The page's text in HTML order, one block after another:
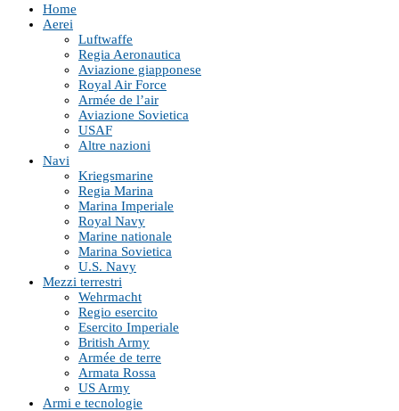
Home
Aerei
Luftwaffe
Regia Aeronautica
Aviazione giapponese
Royal Air Force
Armée de l’air
Aviazione Sovietica
USAF
Altre nazioni
Navi
Kriegsmarine
Regia Marina
Marina Imperiale
Royal Navy
Marine nationale
Marina Sovietica
U.S. Navy
Mezzi terrestri
Wehrmacht
Regio esercito
Esercito Imperiale
British Army
Armée de terre
Armata Rossa
US Army
Armi e tecnologie